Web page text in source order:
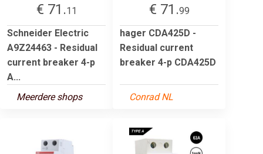
€ 71.11
Schneider Electric
A9Z24463 - Residual
current breaker 4-p
A...
Meerdere shops
€ 71.99
hager CDA425D -
Residual current
breaker 4-p CDA425D
Conrad NL